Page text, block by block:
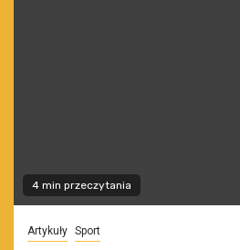
4 min przeczytania
Artykuły Sport